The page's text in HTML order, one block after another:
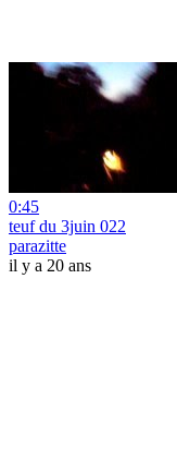
0:45
teuf du 3juin 022
parazitte
il y a 20 ans